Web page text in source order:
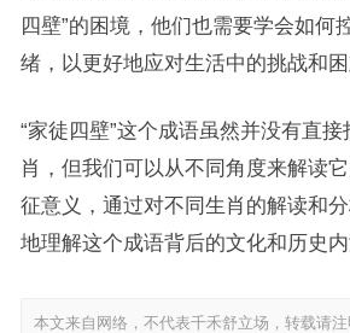
四壁”的困境，他们也需要学会如何
绪，以更好地应对生活中的挑战和困
“家徒四壁”这个成语虽然并没有直
肖，但我们可以从不同角度来解读
征意义，通过对不同生肖的解读和
地理解这个成语背后的文化和历史内
本文来自网络，不代表千禾舒立场，转载请注